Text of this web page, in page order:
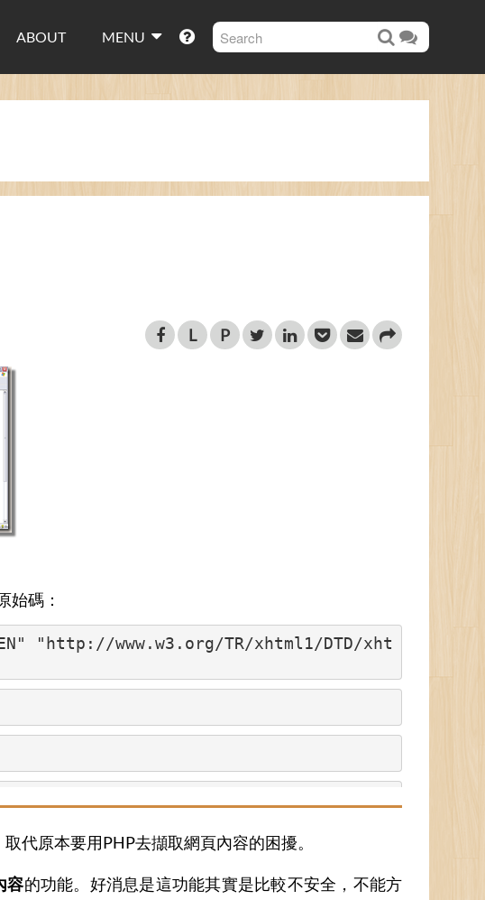
ABOUT MENU
L P
始碼：
"http://www.w3.org/TR/xhtml1/DTD/xht
取代原本要用PHP去擷取網頁內容的困擾。
容的功能。好消息是這功能其實是比較不安全，不能方